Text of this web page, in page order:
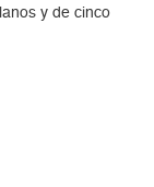
y de cinco